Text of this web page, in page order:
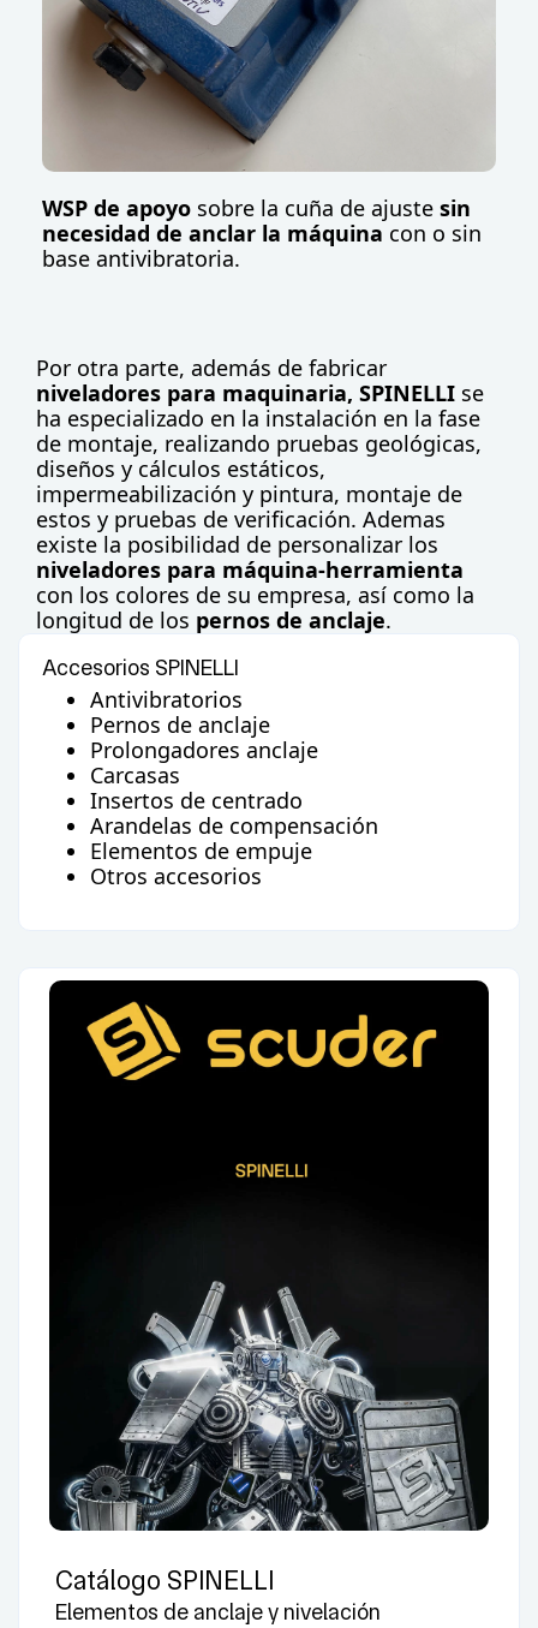
WSP de apoyo sobre la cuña de ajuste sin
necesidad de anclar la máquina con o sin
base antivibratoria.
Por otra parte, además de fabricar
niveladores para maquinaria, SPINELLI se
ha especializado en la instalación en la fase
de montaje, realizando pruebas geológicas,
diseños y cálculos estáticos,
impermeabilización y pintura, montaje de
estos y pruebas de verificación. Ademas
existe la posibilidad de personalizar los
niveladores para máquina-herramienta
con los colores de su empresa, así como la
longitud de los pernos de anclaje.
Accesorios SPINELLI
Antivibratorios
Pernos de anclaje
Prolongadores anclaje
Carcasas
Insertos de centrado
Arandelas de compensación
Elementos de empuje
Otros accesorios
Catálogo SPINELLI
Elementos de anclaje y nivelación